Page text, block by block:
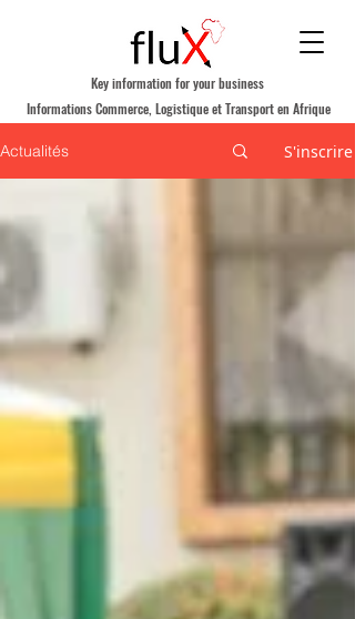
Informations Commerce, Logistique et Transport en Afrique
Key information for your business
Actualités S'inscrire